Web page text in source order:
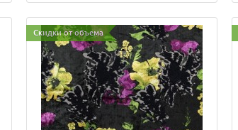
Скидки от объема